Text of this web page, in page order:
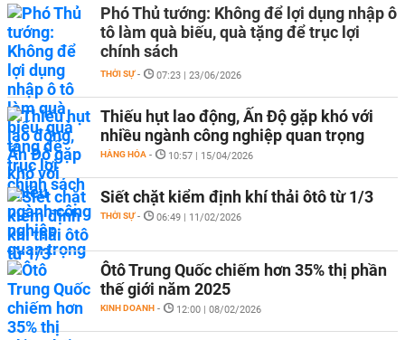
Phó Thủ tướng: Không để lợi dụng nhập ô
tô làm quà biếu, quà tặng để trục lợi
chính sách
THỜI SỰ - 07:23 | 23/06/2026
Thiếu hụt lao động, Ấn Độ gặp khó với
nhiều ngành công nghiệp quan trọng
HÀNG HÓA - 10:57 | 15/04/2026
Siết chặt kiểm định khí thải ôtô từ 1/3
THỜI SỰ - 06:49 | 11/02/2026
Ôtô Trung Quốc chiếm hơn 35% thị phần
thế giới năm 2025
KINH DOANH - 12:00 | 08/02/2026